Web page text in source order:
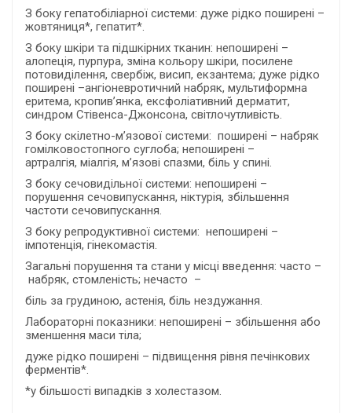
З боку гепатобіліарної системи: дуже рідко поширені –
жовтяниця*, гепатит*.
З боку шкіри та підшкірних тканин: непоширені –
алопеція, пурпура, зміна кольору шкіри, посилене
потовиділення, свербіж, висип, екзантема; дуже рідко
поширені –ангіоневротичний набряк, мультиформна
еритема, кропив’янка, ексфоліативний дерматит,
синдром Стівенса-Джонсона, світлочутливість.
З боку скілетно-м’язової системи: поширені – набряк
гомілковостопного суглоба; непоширені –
артралгія, міалгія, м’язові спазми, біль у спині.
З боку сечовидільної системи: непоширені –
порушення сечовипускання, ніктурія, збільшення
частоти сечовипускання.
З боку репродуктивної системи: непоширені –
імпотенція, гінекомастія.
Загальні порушення та стани у місці введення: часто –
набряк, стомленість; нечасто –
біль за грудиною, астенія, біль нездужання.
Лабораторні показники: непоширені – збільшення або
зменшення маси тіла;
дуже рідко поширені – підвищення рівня печінкових
ферментів*.
*у більшості випадків з холестазом.